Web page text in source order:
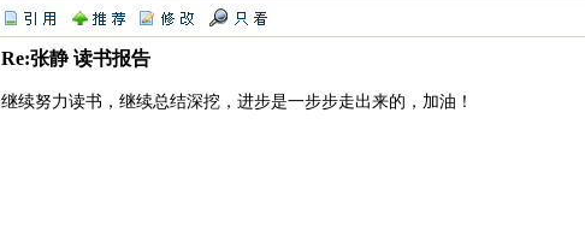
Re:张静 读书报告
继续努力读书，继续总结深挖，进步是一步步走出来的，加油！